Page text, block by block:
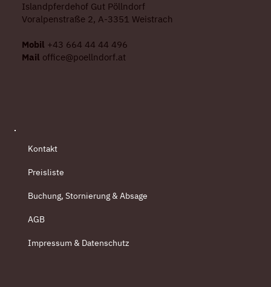
Islandpferdehof Gut Pöllndorf
Voralpenstraße 2, A-3351 Weistrach
Mobil +43 664 44 44 496
Mail office@poellndorf.at
Kontakt
Preisliste
Buchung, Stornierung & Absage
AGB
Impressum & Datenschutz